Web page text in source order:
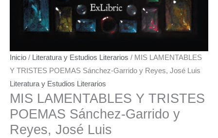
Inicio / Literatura y Estudios Literarios / MIS LAMENTABLES
Y TRISTES POEMAS Sánchez-Garrido y Reyes, José Luis
Literatura y Estudios Literarios
MIS LAMENTABLES Y TRISTES
POEMAS Sánchez-Garrido y
Reyes, José Luis